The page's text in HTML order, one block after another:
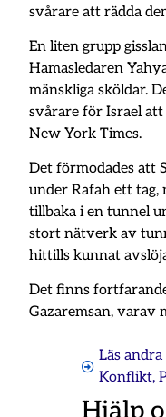
svårare att rädda
En liten grupp
Hamasledaren
mänskliga sköldar.
svårare för Israel
New York Times.
Det förmodades att
under Rafah ett
tillbaka i en tunnel
stort nätverk av
hittills kunnat
Det finns
Gazaremsan, varav
Läs
Konflikt,
Hjälp